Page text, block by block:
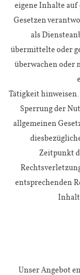
eigene Inhalte auf
Gesetzen
als
übermittelte oder
überwachen oder
Tätigkeit
Sperrung der
allgemeinen
Zeitpunkt
entsprechenden
Unser Angebot